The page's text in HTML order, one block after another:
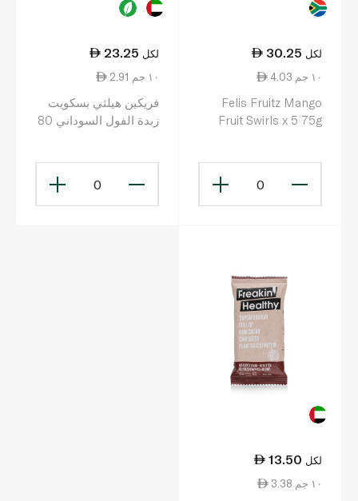
30.25 لكل
4.03 ١٠ جم
Felis Fruitz Mango
Fruit Swirls x 5 75g
0
23.25 لكل
2.91 ١٠ جم
فريكين هيلثي بسكويت
زبدة الفول السوداني 80
0
13.50 لكل
3.38 ١٠ جم